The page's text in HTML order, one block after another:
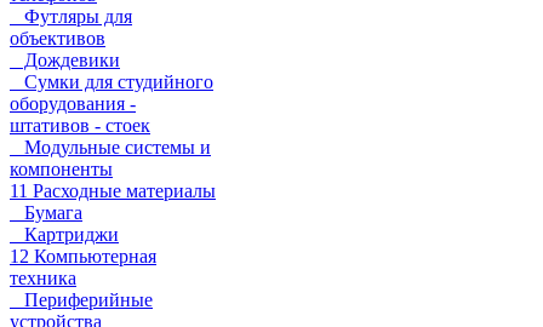
Футляры для
объективов
Дождевики
Сумки для студийного
оборудования -
штативов - стоек
Модульные системы и
компоненты
11 Расходные материалы
Бумага
Картриджи
12 Компьютерная
техника
Периферийные
устройства